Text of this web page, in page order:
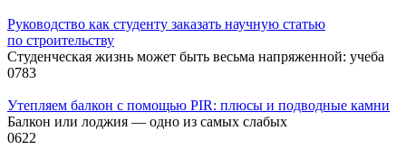
Руководство как студенту заказать научную статью
по строительству
Студенческая жизнь может быть весьма напряженной: учеба
0783
Утепляем балкон с помощью PIR: плюсы и подводные камни
Балкон или лоджия — одно из самых слабых
0622